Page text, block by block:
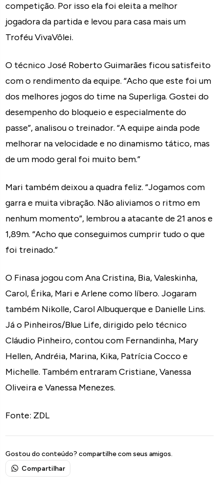
competição. Por isso ela foi eleita a melhor
jogadora da partida e levou para casa mais um
Troféu VivaVôlei.
O técnico José Roberto Guimarães ficou satisfeito
com o rendimento da equipe. “Acho que este foi um
dos melhores jogos do time na Superliga. Gostei do
desempenho do bloqueio e especialmente do
passe”, analisou o treinador. “A equipe ainda pode
melhorar na velocidade e no dinamismo tático, mas
de um modo geral foi muito bem.”
Mari também deixou a quadra feliz. “Jogamos com
garra e muita vibração. Não aliviamos o ritmo em
nenhum momento”, lembrou a atacante de 21 anos e
1,89m. “Acho que conseguimos cumprir tudo o que
foi treinado.”
O Finasa jogou com Ana Cristina, Bia, Valeskinha,
Carol, Érika, Mari e Arlene como líbero. Jogaram
também Nikolle, Carol Albuquerque e Danielle Lins.
Já o Pinheiros/Blue Life, dirigido pelo técnico
Cláudio Pinheiro, contou com Fernandinha, Mary
Hellen, Andréia, Marina, Kika, Patrícia Cocco e
Michelle. Também entraram Cristiane, Vanessa
Oliveira e Vanessa Menezes.
Fonte: ZDL
Gostou do conteúdo? compartilhe com seus amigos.
Compartilhar